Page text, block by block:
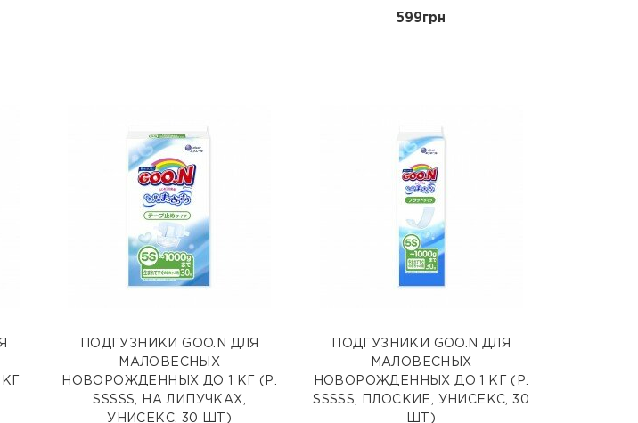
599грн
ПОДГУЗНИКИ GOO.N ДЛЯ
МАЛОВЕСНЫХ
НОВОРОЖДЕННЫХ ДО 1 КГ (Р.
SSSSS, НА ЛИПУЧКАХ,
УНИСЕКС, 30 ШТ)
ПОДГУЗНИКИ GOO.N ДЛЯ
МАЛОВЕСНЫХ
НОВОРОЖДЕННЫХ ДО 1 КГ (Р.
SSSSS, ПЛОСКИЕ, УНИСЕКС, 30
ШТ)